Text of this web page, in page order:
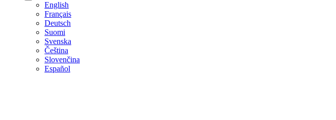
English
Français
Deutsch
Suomi
Svenska
Čeština
Slovenčina
Español